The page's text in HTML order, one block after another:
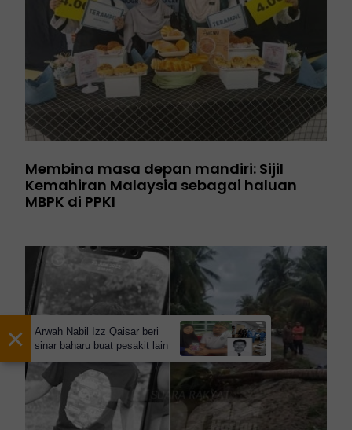
Membina masa depan mandiri: Sijil
Kemahiran Malaysia sebagai haluan
MBPK di PPKI
×
Arwah Nabil Izz Qaisar beri
sinar baharu buat pesakit lain